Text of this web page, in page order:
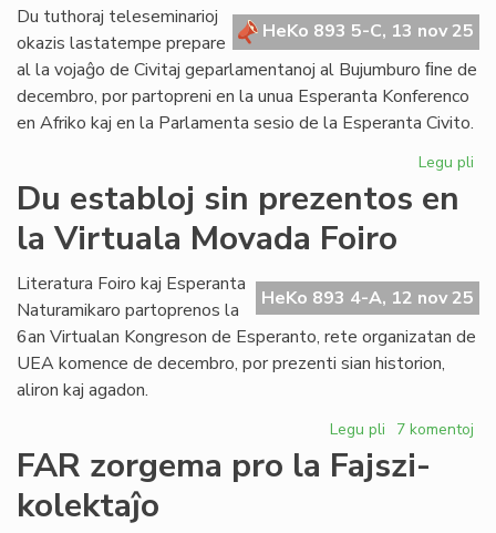
de
HeKo 893 5-C, 13 nov 25
Du tuthoraj teleseminarioj
okazis lastatempe prepare
al la vojaĝo de Civitaj geparlamentanoj al Bujumburo ﬁne de
decembro, por partopreni en la unua Esperanta Konferenco
en Afriko kaj en la Parlamenta sesio de la Esperanta Civito.
Legu pli
Du establoj sin prezentos en
la Virtuala Movada Foiro
HeKo 893 4-A, 12 nov 25
Literatura Foiro kaj Esperanta
Naturamikaro partoprenos la
6an Virtualan Kongreson de Esperanto, rete organizatan de
UEA komence de decembro, por prezenti sian historion,
aliron kaj agadon.
Legu pli pri
establoj
7 komentoj
FAR zorgema pro la Fajszi-
kolektaĵo